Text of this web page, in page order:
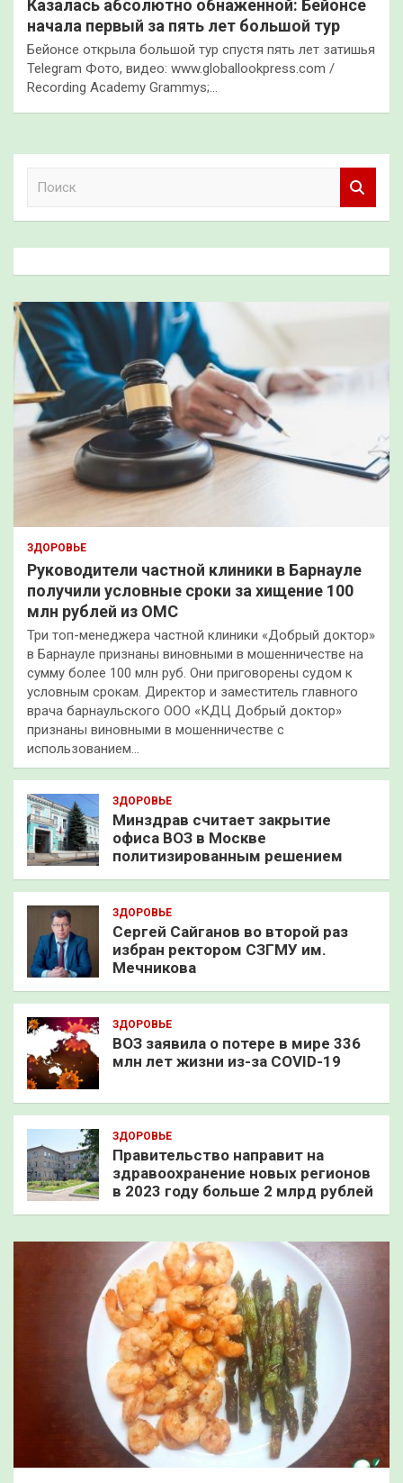
Казалась абсолютно обнаженной: Бейонсе
начала первый за пять лет большой тур
Бейонсе открыла большой тур спустя пять лет затишья
Telegram Фото, видео: www.globallookpress.com /
Recording Academy Grammys;…
к
ЗДОРОВЬЕ
Руководители частной клиники в Барнауле
получили условные сроки за хищение 100
млн рублей из ОМС
Три топ-менеджера частной клиники «Добрый доктор»
в Барнауле признаны виновными в мошенничестве на
сумму более 100 млн руб. Они приговорены судом к
условным срокам. Директор и заместитель главного
врача барнаульского ООО «КДЦ Добрый доктор»
признаны виновными в мошенничестве с
использованием…
ЗДОРОВЬЕ
Минздрав считает закрытие
офиса ВОЗ в Москве
политизированным решением
ЗДОРОВЬЕ
Сергей Сайганов во второй раз
избран ректором СЗГМУ им.
Мечникова
ЗДОРОВЬЕ
ВОЗ заявила о потере в мире 336
млн лет жизни из-за COVID-19
ЗДОРОВЬЕ
Правительство направит на
здравоохранение новых регионов
в 2023 году больше 2 млрд рублей